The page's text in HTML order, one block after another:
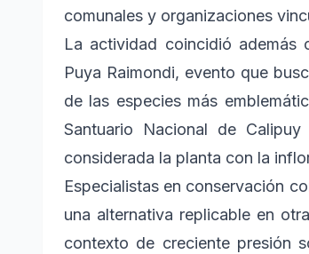
comunales y organizaciones
La actividad coincidió además
Puya Raimondi, evento que
de las especies más
Santuario Nacional de
considerada la planta con la
Especialistas en conservación
una alternativa replicable en
contexto de creciente presión